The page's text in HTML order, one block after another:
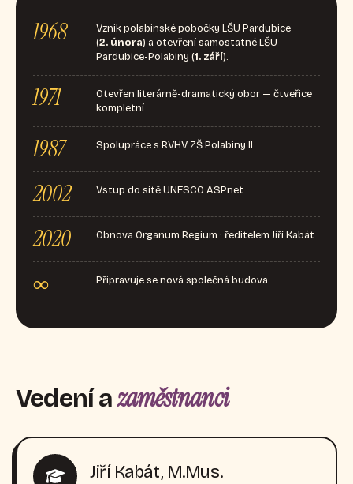
1968
Vznik polabinské pobočky LŠU Pardubice
(2. února) a otevření samostatné LŠU
Pardubice-Polabiny (1. září).
1971
Otevřen literárně-dramatický obor — čtveřice
kompletní.
1987 Spolupráce s RVHV ZŠ Polabiny II.
2002 Vstup do sítě UNESCO ASPnet.
2020 Obnova Organum Regium · ředitelem Jiří Kabát.
∞ Připravuje se nová společná budova.
Vedení azaměstnanci
Jiří Kabát, M.Mus.